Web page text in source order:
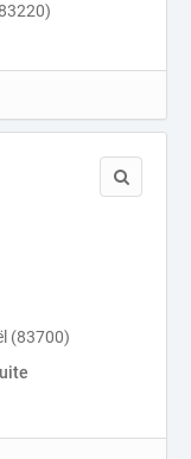
(83700)